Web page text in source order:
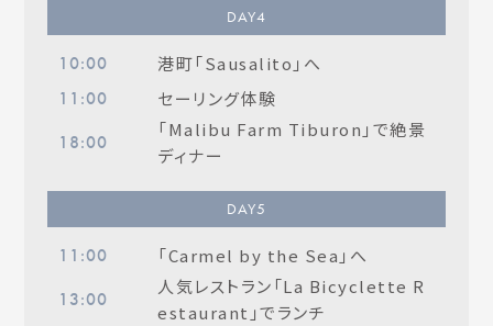
DAY4
10:00 港町「Sausalito」へ
11:00 セーリング体験
18:00
「Malibu Farm Tiburon」で絶景
ディナー
DAY5
11:00 「Carmel by the Sea」へ
13:00
人気レストラン「La Bicyclette R
estaurant」でランチ